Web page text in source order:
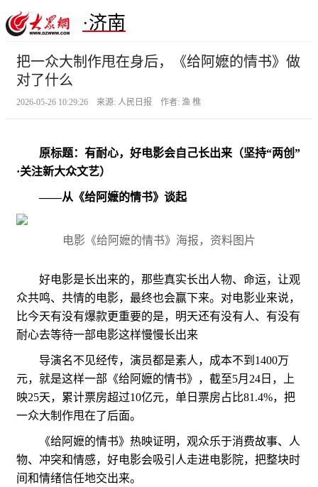
·济南
把一众大制作甩在身后，《给阿嬷的情书》做
对了什么
2026-05-26 10:29:26 来源: 人民日报 作者: 渔 樵
原标题：有耐心，好电影会自己长出来（坚持“两创”
·关注新大众文艺）
——从《给阿嬷的情书》谈起
电影《给阿嬷的情书》海报，资料图片
好电影是长出来的，那些真实长出人物、命运，让观
众共鸣、共情的电影，最终也会赢下来。对电影业来说，
比今天有没有爆款更重要的是，明天还有没有人、有没有
耐心去等待一部电影这样慢慢长出来
导演名不见经传，演员都是素人，成本不到1400万
元，就是这样一部《给阿嬷的情书》，截至5月24日，上
映25天，累计票房超过10亿元，单日票房占比81.4%，把
一众大制作甩在了后面。
《给阿嬷的情书》热映证明，观众乐于消费故事、人
物、冲突和情感，好电影会吸引人走进电影院，把整块时
间和情绪信任地交出来。